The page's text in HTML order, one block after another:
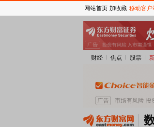
财经 焦点 股票
网站首页 加收藏 移动客户